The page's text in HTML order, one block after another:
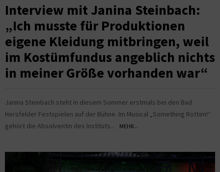
Interview mit Janina Steinbach:
„Ich musste für Produktionen
eigene Kleidung mitbringen, weil
im Kostümfundus angeblich nichts
in meiner Größe vorhanden war“
Janina Steinbach steht in diesem Sommer erstmals bei den Bad
Hersfelder Festspielen auf der Bühne. Im Musical „Something Rotten!“
gehört die Absolventin des Instituts...
MEHR...